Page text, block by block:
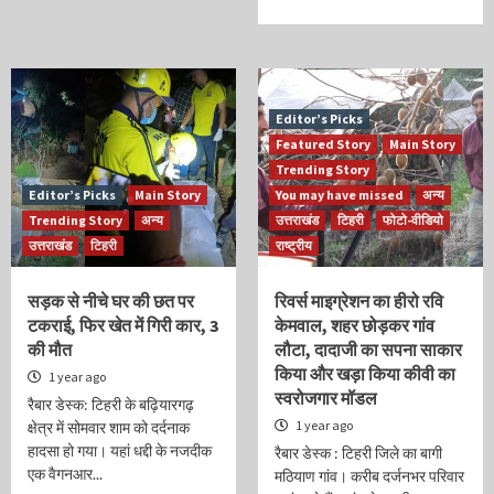
Editor’s Picks
Main Story
Trending Story
अन्य
उत्तराखंड
टिहरी
सड़क से नीचे घर की छत पर
टकराई, फिर खेत में गिरी कार, 3
की मौत
1 year ago
रैबार डेस्क: टिहरी के बढ़ियारगढ़
क्षेत्र में सोमवार शाम को दर्दनाक
हादसा हो गया। यहां धद्दी के नजदीक
एक वैगनआर...
Editor’s Picks
Featured Story
Main Story
Trending Story
You may have missed
अन्य
उत्तराखंड
टिहरी
फोटो-वीडियो
राष्ट्रीय
रिवर्स माइग्रेशन का हीरो रवि
केमवाल, शहर छोड़कर गांव
लौटा, दादाजी का सपना साकार
किया और खड़ा किया कीवी का
स्वरोजगार मॉडल
1 year ago
रैबार डेस्क : टिहरी जिले का बागी
मठियाण गांव। करीब दर्जनभर परिवार